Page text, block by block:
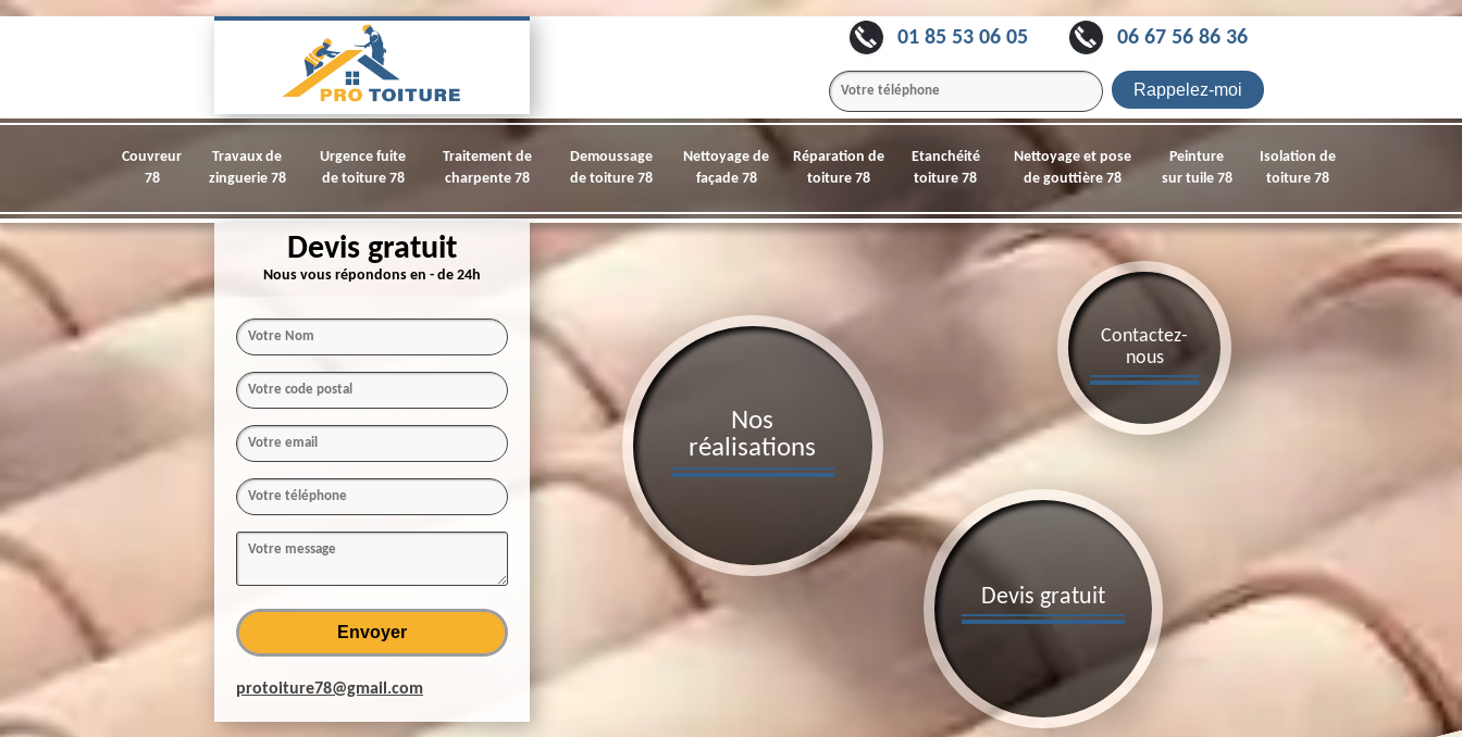
01 85 53 06 05 06 67 56 86 36
Couvreur
78
Travaux de
zinguerie 78
Urgence fuite
de toiture 78
Traitement de
charpente 78
Demoussage
de toiture 78
Nettoyage de
façade 78
Réparation de
toiture 78
Etanchéité
toiture 78
Nettoyage et pose
de gouttière 78
Peinture
sur tuile 78
Isolation de
toiture 78
Devis gratuit
Nous vous répondons en - de 24h
protoiture78@gmail.com
Devis gratuit
Contactez-
nous
Nos
réalisations